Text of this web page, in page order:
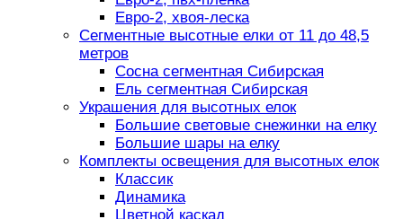
Евро-2, хвоя-леска
Сегментные высотные елки от 11 до 48,5
метров
Сосна сегментная Сибирская
Ель сегментная Сибирская
Украшения для высотных елок
Большие световые снежинки на елку
Большие шары на елку
Комплекты освещения для высотных елок
Классик
Динамика
Цветной каскад